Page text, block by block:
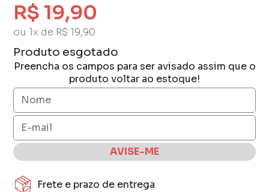
R$ 19,90
ou 1x de R$ 19,90
Produto esgotado
Preencha os campos para ser avisado assim que o
produto voltar ao estoque!
AVISE-ME
Frete e prazo de entrega